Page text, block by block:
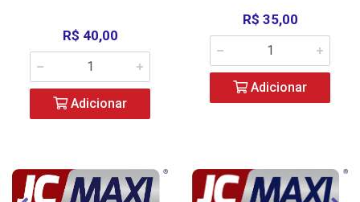
R$ 40,00
Adicionar
R$ 35,00
Adicionar